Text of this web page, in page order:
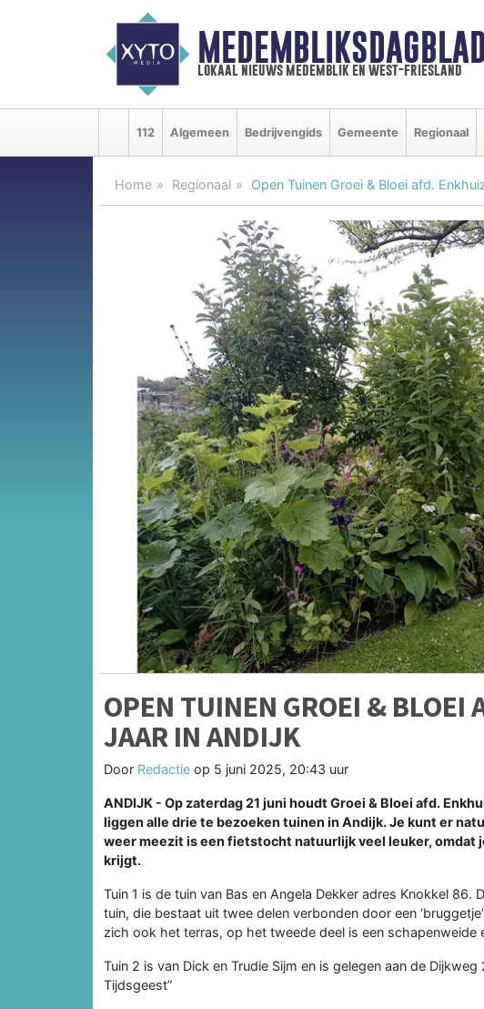
lokaal nieuws medemblik en west-friesland
112 Algemeen Bedrijvengids Gemeente Regionaal
Home Regionaal Open Tuinen Groei & Bloei afd.
OPEN TUINEN GROEI & BLOEI
JAAR IN ANDIJK
Door Redactie op 5 juni 2025, 20:43 uur
ANDIJK - Op zaterdag 21 juni houdt Groei & Bloei afd.
liggen alle drie te bezoeken tuinen in Andijk. Je kunt er
weer meezit is een fietstocht natuurlijk veel leuker, omdat
krijgt.
Tuin 1 is de tuin van Bas en Angela Dekker adres Knokkel 86.
tuin, die bestaat uit twee delen verbonden door een
zich ook het terras, op het tweede deel is een schapenweide
Tuin 2 is van Dick en Trudie Sijm en is gelegen aan de
Tijdsgeest”